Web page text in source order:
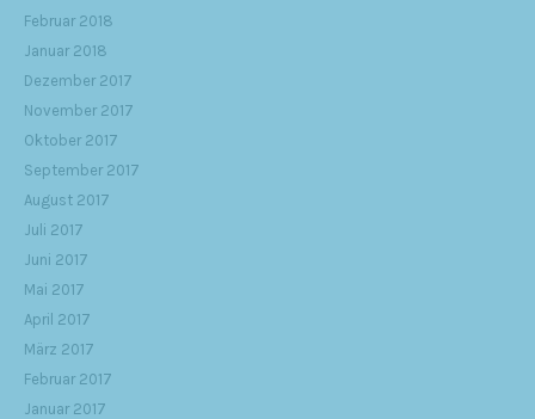
Februar 2018
Januar 2018
Dezember 2017
November 2017
Oktober 2017
September 2017
August 2017
Juli 2017
Juni 2017
Mai 2017
April 2017
März 2017
Februar 2017
Januar 2017